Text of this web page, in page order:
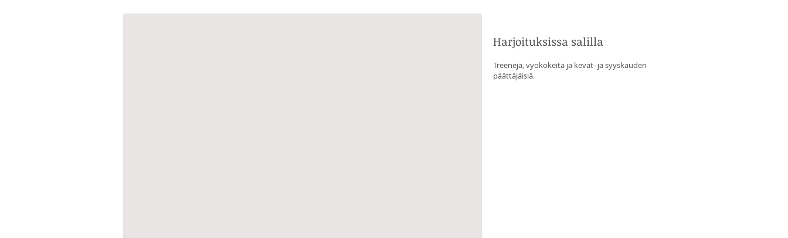
Harjoituksissa salilla
Treenejä, vyökokeita ja kevät- ja syyskauden
päättäjäisiä.